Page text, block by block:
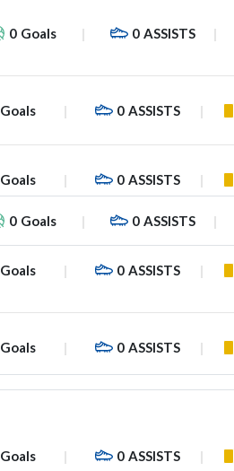
0 Goals 0 ASSISTS
Goals 0 ASSISTS
Goals 0 ASSISTS
0 Goals 0 ASSISTS
Goals 0 ASSISTS
Goals 0 ASSISTS
Goals 0 ASSISTS